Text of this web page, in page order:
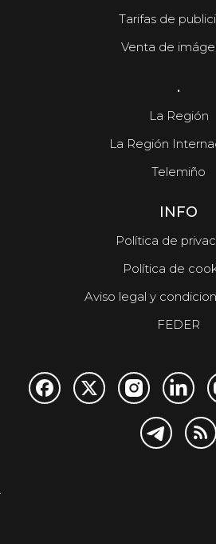
Tarifas de
Venta de
.
La Región
La Región
Telemiño
INFO
Política de
Política de
Aviso legal y
FEDER